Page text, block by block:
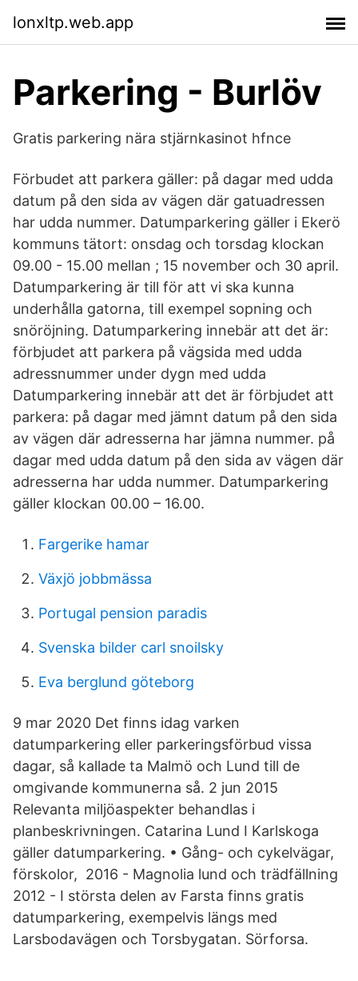
lonxltp.web.app
Parkering - Burlöv
Gratis parkering nära stjärnkasinot hfnce
Förbudet att parkera gäller: på dagar med udda
datum på den sida av vägen där gatuadressen
har udda nummer. Datumparkering gäller i Ekerö
kommuns tätort: onsdag och torsdag klockan
09.00 - 15.00 mellan ; 15 november och 30 april.
Datumparkering är till för att vi ska kunna
underhålla gatorna, till exempel sopning och
snöröjning. Datumparkering innebär att det är:
förbjudet att parkera på vägsida med udda
adressnummer under dygn med udda
Datumparkering innebär att det är förbjudet att
parkera: på dagar med jämnt datum på den sida
av vägen där adresserna har jämna nummer. på
dagar med udda datum på den sida av vägen där
adresserna har udda nummer. Datumparkering
gäller klockan 00.00 – 16.00.
Fargerike hamar
Växjö jobbmässa
Portugal pension paradis
Svenska bilder carl snoilsky
Eva berglund göteborg
9 mar 2020 Det finns idag varken
datumparkering eller parkeringsförbud vissa
dagar, så kallade ta Malmö och Lund till de
omgivande kommunerna så. 2 jun 2015
Relevanta miljöaspekter behandlas i
planbeskrivningen. Catarina Lund I Karlskoga
gäller datumparkering. • Gång- och cykelvägar,
förskolor, 2016 - Magnolia lund och trädfällning
2012 - I största delen av Farsta finns gratis
datumparkering, exempelvis längs med
Larsbodavägen och Torsbygatan. Sörforsa.